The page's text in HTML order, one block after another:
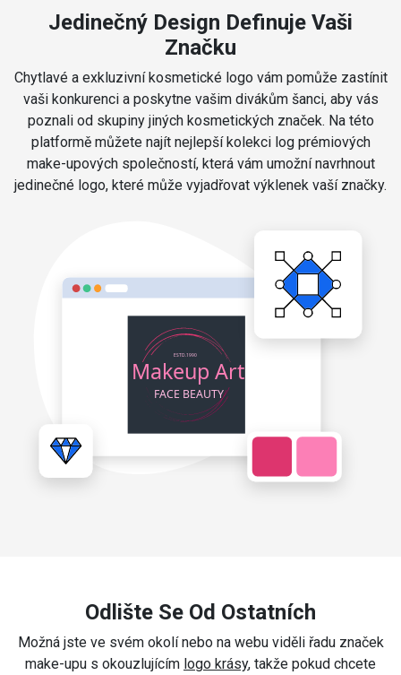
Jedinečný Design Definuje Vaši
Značku
Chytlavé a exkluzivní kosmetické logo vám pomůže zastínit
vaši konkurenci a poskytne vašim divákům šanci, aby vás
poznali od skupiny jiných kosmetických značek. Na této
platformě můžete najít nejlepší kolekci log prémiových
make-upových společností, která vám umožní navrhnout
jedinečné logo, které může vyjadřovat výklenek vaší značky.
Odlište Se Od Ostatních
Možná jste ve svém okolí nebo na webu viděli řadu značek
make-upu s okouzlujícím logo krásy, takže pokud chcete